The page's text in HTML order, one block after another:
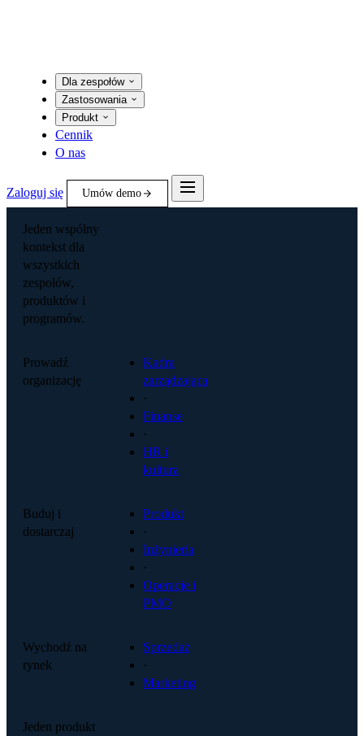
Dla zespołów
Zastosowania
Produkt
Cennik
O nas
Zaloguj się Umów demo
Jeden wspólny
kontekst dla
wszystkich
zespołów,
produktów i
programów.
Prowadź
organizację
Kadra
zarządzająca
·
Finanse
·
HR i
kultura
Buduj i
dostarczaj
Produkt
·
Inżynieria
·
Operacje i
PMO
Wychodź na
rynek
Sprzedaż
·
Marketing
Jeden produkt